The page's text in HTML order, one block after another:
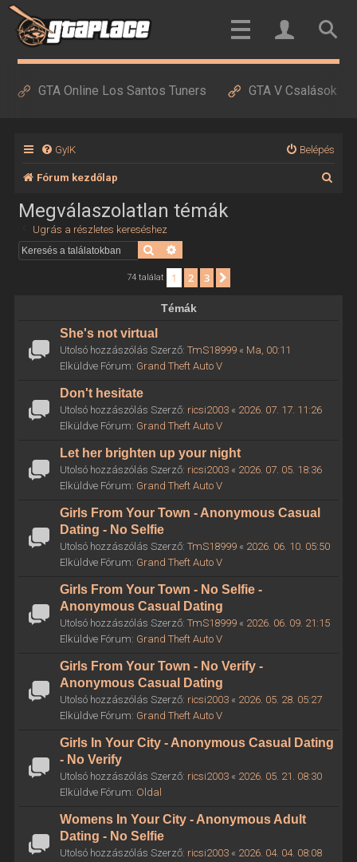
GTA Online Los Santos Tuners GTA V Csalások
GyIK Belépés
Fórum kezdőlap
Megválaszolatlan témák
Ugrás a részletes kereséshez
Keresés
74 találat 1 2 3
Témák
She's not virtual
Utolsó hozzászólás Szerző: TmS18999« Ma, 00:11
Elküldve Fórum: Grand Theft Auto V
Don't hesitate
Utolsó hozzászólás Szerző: ricsi2003« 2026. 07. 17. 11:26
Elküldve Fórum: Grand Theft Auto V
Let her brighten up your night
Utolsó hozzászólás Szerző: ricsi2003« 2026. 07. 05. 18:36
Elküldve Fórum: Grand Theft Auto V
Girls From Your Town - Anonymous Casual
Dating - No Selfie
Utolsó hozzászólás Szerző: TmS18999« 2026. 06. 10. 05:50
Elküldve Fórum: Grand Theft Auto V
Girls From Your Town - No Selfie -
Anonymous Casual Dating
Utolsó hozzászólás Szerző: TmS18999« 2026. 06. 09. 21:15
Elküldve Fórum: Grand Theft Auto V
Girls From Your Town - No Verify -
Anonymous Casual Dating
Utolsó hozzászólás Szerző: ricsi2003« 2026. 05. 28. 05:27
Elküldve Fórum: Grand Theft Auto V
Girls In Your City - Anonymous Casual Dating
- No Verify
Utolsó hozzászólás Szerző: ricsi2003« 2026. 05. 21. 08:30
Elküldve Fórum: Oldal
Womens In Your City - Anonymous Adult
Dating - No Selfie
Utolsó hozzászólás Szerző: ricsi2003« 2026. 04. 04. 08:08